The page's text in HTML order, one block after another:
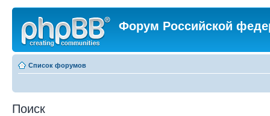
Форум Российской
Список форумов
Поиск